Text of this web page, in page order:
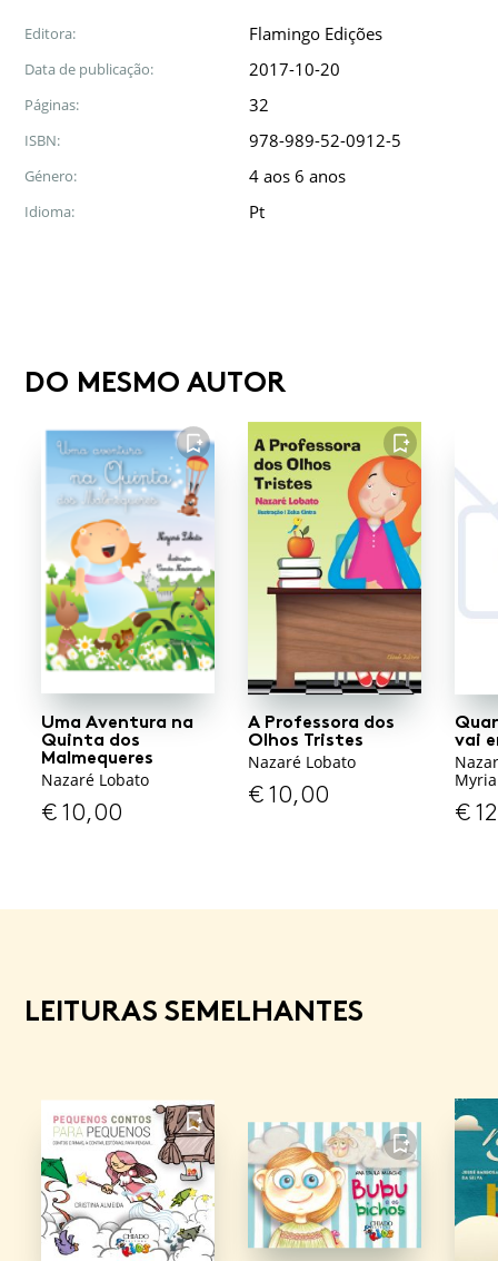
Editora: Flamingo Edições
Data de publicação: 2017-10-20
Páginas: 32
ISBN: 978-989-52-0912-5
Género: 4 aos 6 anos
Idioma: Pt
DO MESMO AUTOR
FAVORITO
Uma Aventura na
Quinta dos
Malmequeres
Nazaré Lobato
€10,00
FAVORITO
A Professora dos
Olhos Tristes
Nazaré Lobato
€10,00
vai
€
LEITURAS SEMELHANTES
FAVORITO FAVORITO